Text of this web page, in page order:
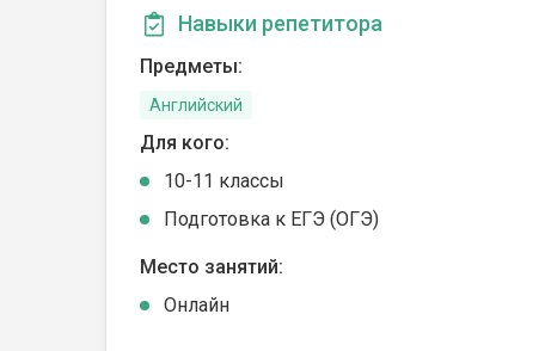
Навыки репетитора
Предметы:
Английский
Для кого:
10-11 классы
Подготовка к ЕГЭ (ОГЭ)
Место занятий:
Онлайн